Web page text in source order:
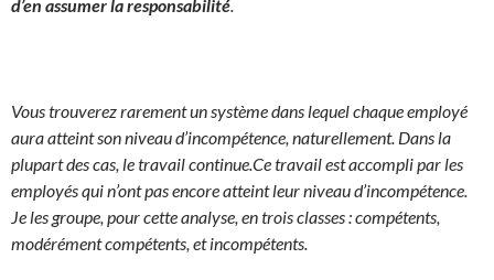
d’en assumer la responsabilité
Vous trouverez rarement un système dans lequel chaque employé
aura atteint son niveau d’incompétence, naturellement. Dans la
plupart des cas, le travail continue.Ce travail est accompli par les
employés qui n’ont pas encore atteint leur niveau d’incompétence.
Je les groupe, pour cette analyse, en trois classes : compétents,
modérément compétents, et incompétents.